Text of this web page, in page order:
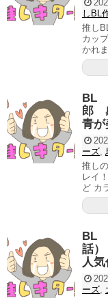
しBL
推し
カッ
かれ
BL
郎
青が
ーズ,
推し
レイ
ど カ
BL
話
人
ーズ,